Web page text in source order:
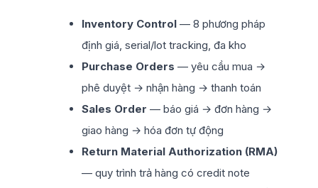
Inventory Control — 8 phương pháp
định giá, serial/lot tracking, đa kho
Purchase Orders — yêu cầu mua →
phê duyệt → nhận hàng → thanh toán
Sales Order — báo giá → đơn hàng →
giao hàng → hóa đơn tự động
Return Material Authorization (RMA)
— quy trình trả hàng có credit note